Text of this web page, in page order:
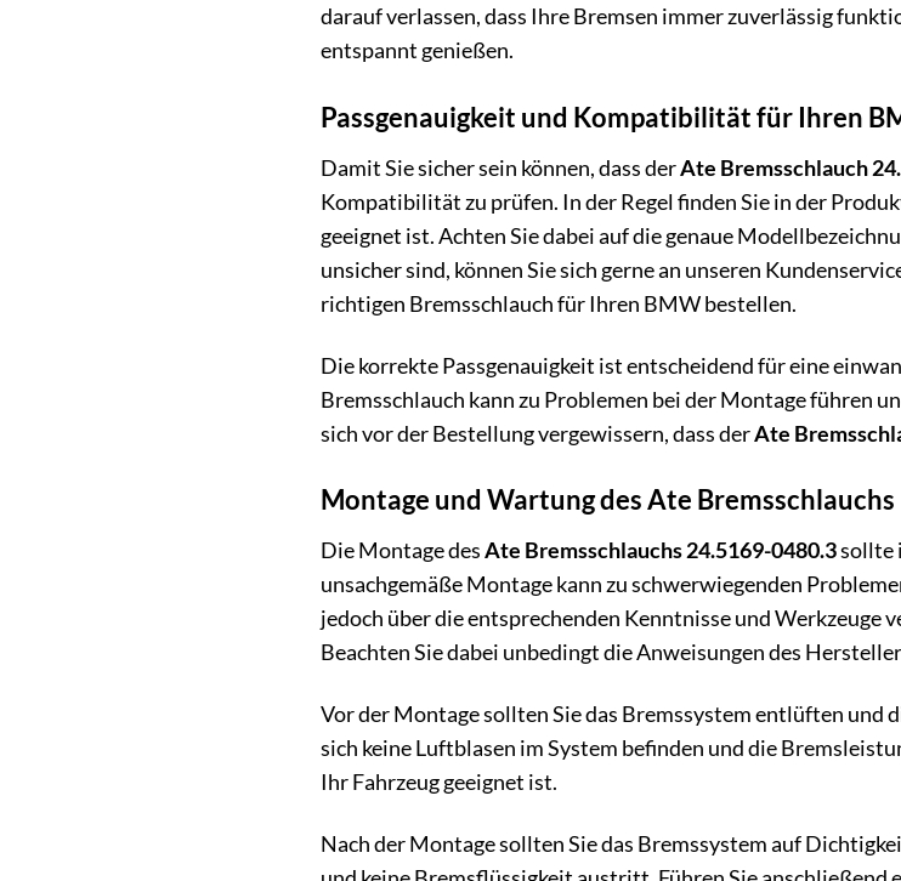
darauf verlassen, dass Ihre Bremsen immer zuverlässig
entspannt genießen.
Passgenauigkeit und Kompatibilität für Ihren
Damit Sie sicher sein können, dass derAte Bremsschlauch
Kompatibilität zu prüfen. In der Regel finden Sie in der
geeignet ist. Achten Sie dabei auf die genaue
unsicher sind, können Sie sich gerne an unseren
richtigen Bremsschlauch für Ihren BMW bestellen.
Die korrekte Passgenauigkeit ist entscheidend für eine
Bremsschlauch kann zu Problemen bei der Montage führen
sich vor der Bestellung vergewissern, dass derAte
Montage und Wartung des Ate Bremsschlauchs
Die Montage desAte Bremsschlauchs 24.5169-0480.3sollte
unsachgemäße Montage kann zu schwerwiegenden
jedoch über die entsprechenden Kenntnisse und Werkzeuge
Beachten Sie dabei unbedingt die Anweisungen des
Vor der Montage sollten Sie das Bremssystem entlüften und
sich keine Luftblasen im System befinden und die
Ihr Fahrzeug geeignet ist.
Nach der Montage sollten Sie das Bremssystem auf